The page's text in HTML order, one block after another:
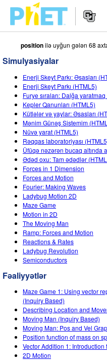
PhET
vebsaytında
axtarın
naviqasiyası
SIMULYASIYALAR
Bütün Simulyasiyalar
Fizika
Riyaziyyat
Kimya
Yer Elmləri
Biologiya
Tərcümə Olunmuş
Customizable Sims
STUDIO
About Studio
Customizable Sims
Start a Free Trial
Purchase a License
TƏDRIS
Fəaliyyətləri Gözdən
Fəaliyyətlərinizi
Activity Contribution
Virtual Təlimlər
Professional Learning
Teaching with PhET
ARAŞDIRMA
TƏŞƏBBÜSLƏR
İnklüziv Dizayn
PhET Qlobal
Data Fluency
DEIB in STEM Ed
SceneryStack OSE
Impact Report
DAXIL OLUN/
DAXIL OLUN/
positionilə uyğun gələn 68
Simulyasiyalar
Enerji Skeyt Parkı: Əsasları
Enerji Skeyt Parkı (HTML5)
Furye sıraları: Dalğa
Kepler Qanunları (HTML5)
Kütlələr və yaylar: Əsasları
Mənim Günəş Sistemim
Nüvə yarat (HTML5)
Rəqqas laboratoriyası
Üfüqə nəzərən bucaq altında
Ədəd oxu: Tam ədədlər
Forces in 1 Dimension
Forces and Motion
Fourier: Making Waves
Ladybug Motion 2D
Maze Game
Motion in 2D
The Moving Man
Ramp: Forces and Motion
Reactions & Rates
Ladybug Revolution
Semiconductors
Fəaliyyətlər
Maze Game 1: Using vector
(Inquiry Based)
Describing Location and
Moving Man (Inquiry Based)
Moving Man: Pos and Vel
Position function of mass on
Vector Addition 1:
2D Motion